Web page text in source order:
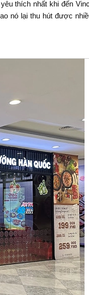
thích nhất khi đến
nó lại thu hút được